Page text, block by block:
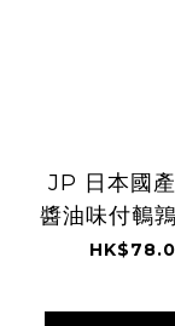
JP 日本國
醬油味付鵪
粒